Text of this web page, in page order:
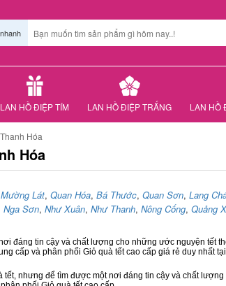
LAN HỒ ĐIỆP TÍM LAN HỒ ĐIỆP TRẮNG LAN HỒ
Hóa
Hóa
Mường Lát, Quan Hóa, Bá Thước, Quan Sơn, Lang
Nga Sơn, Như Xuân, Như Thanh, Nông Cống, Quảng
đáng tin cậy và chất lượng cho những ước nguyện tết
cấp và phân phối Giỏ quà tết cao cấp giá rẻ duy nhất
nhưng để tìm được một nơi đáng tin cậy và chất